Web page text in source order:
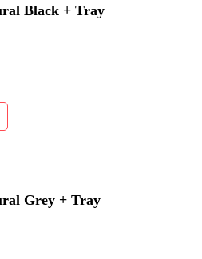
Black + Tray
Grey + Tray